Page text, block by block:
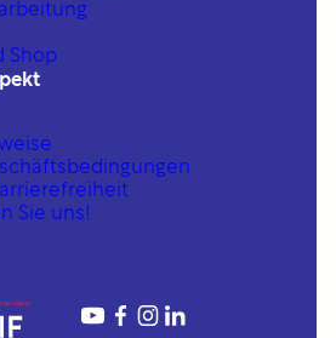
Shop
Sie uns!
YouTube
https://
https://
https://www.linkedin.com/company/proactif-sis-s%C3%A0rl/